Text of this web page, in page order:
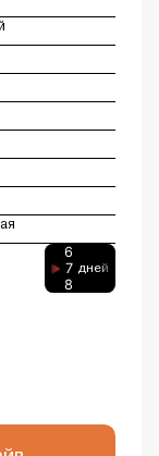
8
7
6
дней